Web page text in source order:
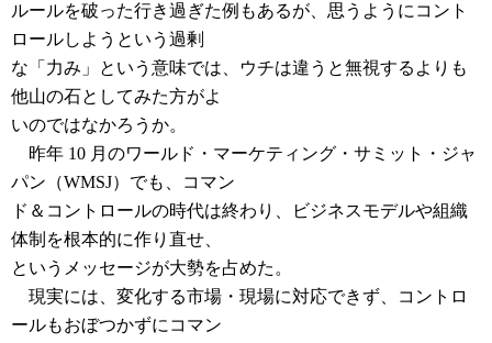
ルールを破った行き過ぎた例もあるが、思うようにコント
ロールしようという過剰
な「力み」という意味では、ウチは違うと無視するよりも
他山の石としてみた方がよ
いのではなかろうか。
昨年 10 月のワールド・マーケティング・サミット・ジャ
パン（WMSJ）でも、コマン
ド＆コントロールの時代は終わり、ビジネスモデルや組織
体制を根本的に作り直せ、
というメッセージが大勢を占めた。
現実には、変化する市場・現場に対応できず、コントロ
ールもおぼつかずにコマン